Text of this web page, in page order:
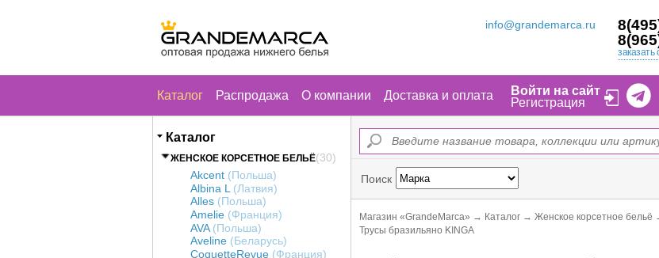
info@grandemarca.ru
заказать
Каталог Распродажа О компании Доставка и оплата
Войти на сайт
Регистрация
Каталог
ЖЕНСКОЕ КОРСЕТНОЕ БЕЛЬЁ(30)
Akcent (Польша)
Albina L (Латвия)
Alles (Польша)
Amelie (Франция)
AVA (Польша)
Aveline (Беларусь)
CoquetteRevue (Франция)
Поиск
Магазин «GrandeMarca» → Каталог → Женское корсетное бельё
Трусы бразильяно KINGA